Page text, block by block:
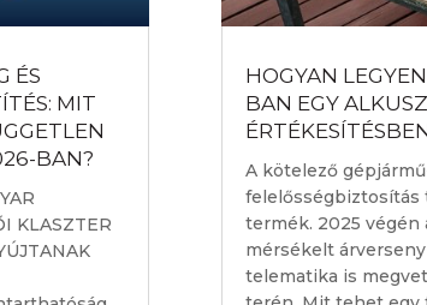
ÉS
MIT
BAN?
KLASZTER
HOGYAN
BAN EGY
A kötelező
felelősségbiztosítás
termék. 2025 végén
mérsékelt
telematika is